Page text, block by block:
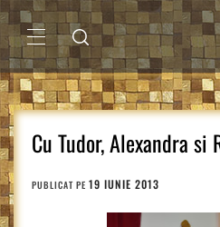
Sari
la
conținutMENIU
PRINCIPAL
Cu Tudor, Alexandra si
PUBLICAT PE 19 IUNIE 2013